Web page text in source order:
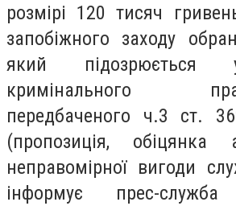
розмірі 120 тисяч
запобіжного заходу
який підозрюється
кримінального
передбаченого ч.3 ст.
(пропозиція, обіцянка
неправомірної вигоди
інформує прес-служба